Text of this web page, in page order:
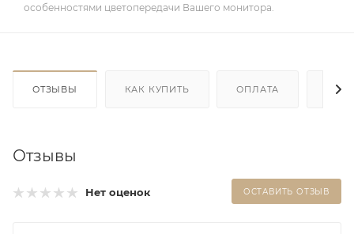
особенностями цветопередачи Вашего монитора.
ОТЗЫВЫ КАК КУПИТЬ ОПЛАТА
Отзывы
Нет оценок ОСТАВИТЬ ОТЗЫВ